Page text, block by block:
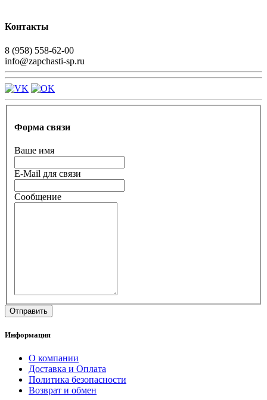
Контакты
8 (958) 558-62-00
info@zapchasti-sp.ru
Форма связи
Ваше имя
E-Mail для связи
Сообщение
Информация
О компании
Доставка и Оплата
Политика безопасности
Возврат и обмен